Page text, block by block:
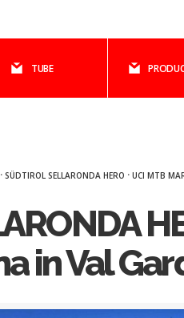
TUBE
· SÜDTIROL SELLARONDA HERO · UCI MTB
in Val